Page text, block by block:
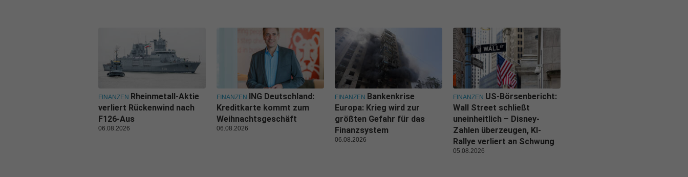
FINANZEN Rheinmetall-Aktie
verliert Rückenwind nach
F126-Aus
06.08.2026
FINANZEN ING Deutschland:
Kreditkarte kommt zum
Weihnachtsgeschäft
06.08.2026
FINANZEN Bankenkrise
Europa: Krieg wird zur
größten Gefahr für das
Finanzsystem
06.08.2026
FINANZEN US-Börsenbericht:
Wall Street schließt
uneinheitlich – Disney-
Zahlen überzeugen, KI-
Rallye verliert an Schwung
05.08.2026